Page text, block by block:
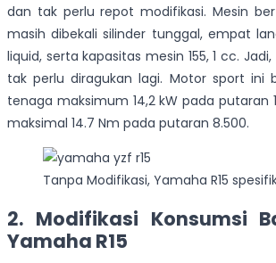
dan tak perlu repot modifikasi. Mesin
masih dibekali silinder tunggal, empat
liquid, serta kapasitas mesin 155, 1 cc.
tak perlu diragukan lagi. Motor sport ini
tenaga maksimum 14,2 kW pada putaran
maksimal 14.7 Nm pada putaran 8.500.
Tanpa Modifikasi, Yamaha R15
2. Modifikasi Konsumsi
Yamaha R15